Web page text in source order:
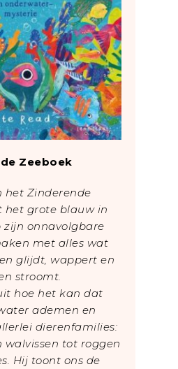
Zeeboek
het Zinderende
het grote blauw in
zijn onnavolgbare
met alles wat
glijdt, wappert en
stroomt.
hoe het kan dat
ademen en
dierenfamilies:
walvissen tot roggen
Hij toont ons de